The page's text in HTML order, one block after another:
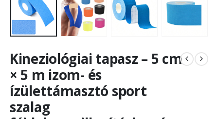
Kineziológiai tapasz – 5 cm
× 5 m izom- és
ízülettámasztó sport
szalag